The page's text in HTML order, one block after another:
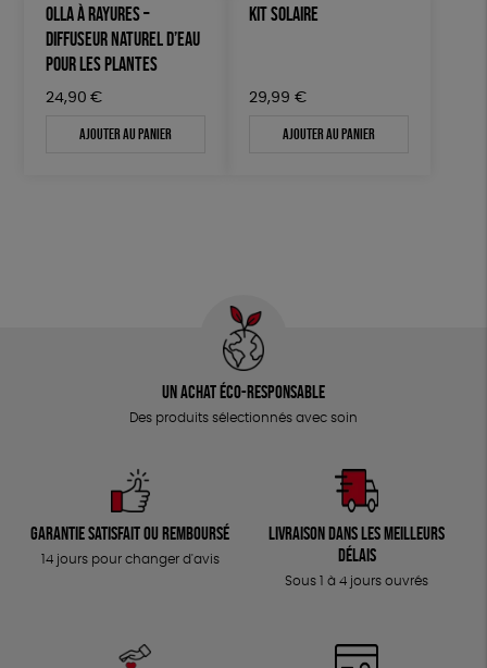
OLLA À RAYURES –
DIFFUSEUR NATUREL D’EAU
POUR LES PLANTES
24,90 €
Ajouter au panier
KIT SOLAIRE
29,99 €
Ajouter au panier
Un achat éco-responsable
Des produits sélectionnés avec soin
Garantie satisfait ou remboursé
14 jours pour changer d'avis
Livraison dans les meilleurs
délais
Sous 1 à 4 jours ouvrés